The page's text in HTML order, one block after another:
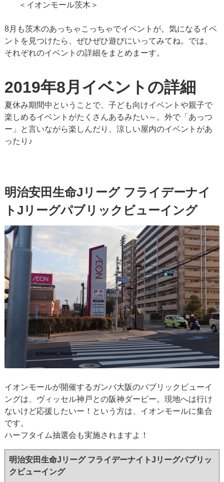
＜イオンモール茨木＞
8月も茨木のあっちゃこっちゃでイベントが。気になるイベ
ントを見つけたら、ぜひぜひ遊びにいってみてね。では、
それぞれのイベントの詳細をまとめまーす。
2019年8月イベントの詳細
夏休み期間中ということで、子ども向けイベントや親子で
楽しめるイベントがたくさんあるみたい～。外で「あっつ
ー」と言いながら楽しんだり、涼しい屋内のイベントがあ
ったり♪
明治安田生命Jリーグ フライデーナイ
トJリーグパブリックビューイング
イオンモールが開催するガンバ大阪のパブリックビューイ
ングは、ヴィッセル神戸との阪神ダービー。現地へは行け
ないけど応援したいー！という方は、イオンモールに集合
です。
ハーフタイム抽選会も実施されますよ！
明治安田生命Jリーグ フライデーナイトJリーグパブリッ
クビューイング